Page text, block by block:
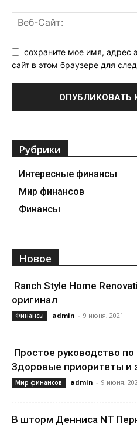
сохраните мое имя, адрес
сайт в этом браузере для
Рубрики
Интересные финансы
Мир финансов
Финансы
Новое
Ranch Style Home
оригинал
Финансы admin - 9 июня, 2021
Простое руководство
Здоровые приоритеты и
Мир финансов admin - 9 июня,
В шторм Денниса NT